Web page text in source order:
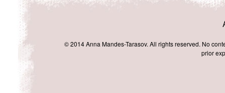
© 2014 Anna Mandes-Tarasov. All rights reserved. No
prior